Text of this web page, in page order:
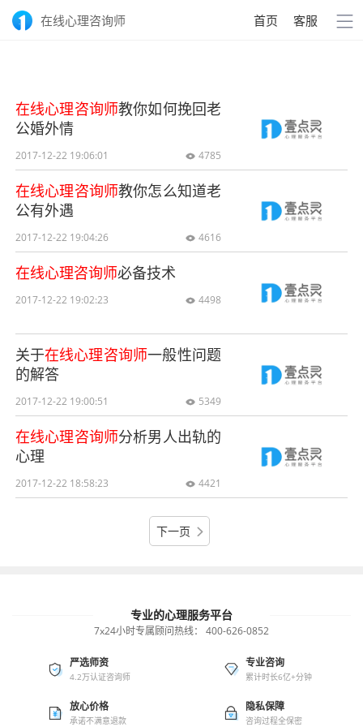
在线心理咨询师 首页 客服
在线心理咨询师教你如何挽回老
公婚外情
2017-12-22 19:06:01  4785
在线心理咨询师教你怎么知道老
公有外遇
2017-12-22 19:04:26  4616
在线心理咨询师必备技术
2017-12-22 19:02:23  4498
关于在线心理咨询师一般性问题
的解答
2017-12-22 19:00:51  5349
在线心理咨询师分析男人出轨的
心理
2017-12-22 18:58:23  4421
下一页 
专业的心理服务平台
7x24小时专属顾问热线： 400-626-0852
严选师资
4.2万认证咨询师
专业咨询
累计时长6亿+分钟
放心价格
承诺不满意退款
隐私保障
咨询过程全保密